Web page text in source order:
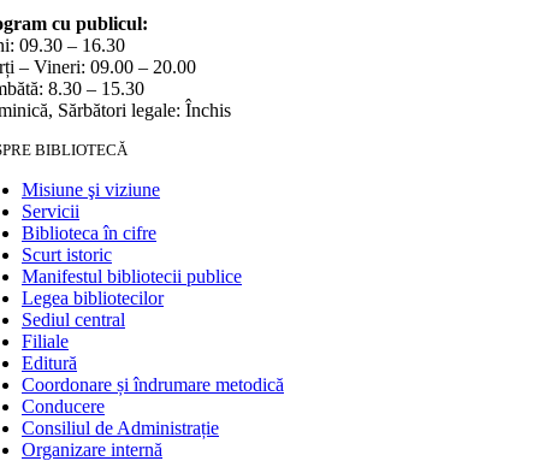
cu publicul:
09.30 – 16.30
– Vineri: 09.00 – 20.00
8.30 – 15.30
Sărbători legale: Închis
BIBLIOTECĂ
Misiune şi viziune
Servicii
Biblioteca în cifre
Scurt istoric
Manifestul bibliotecii publice
Legea bibliotecilor
Sediul central
Filiale
Editură
Coordonare și îndrumare metodică
Conducere
Consiliul de Administrație
Organizare internă